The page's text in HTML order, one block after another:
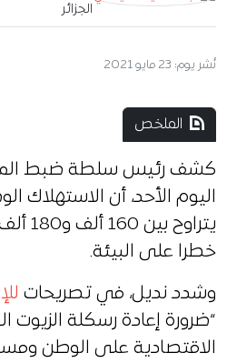
الجزائر
نُشر يوم: 23 مايو 2021
الملخص
كشف رئيس سلطة ضبط
اليوم الأحد، أن الاستهلاك
خطرا على البيئة.
وشدد نديل، في تصريحات
“ضرورة إعادة رسكلة الزيوت
الاقتصادية على الوطن